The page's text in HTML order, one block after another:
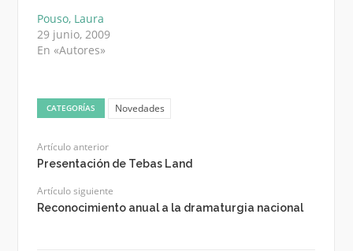
Pouso, Laura
29 junio, 2009
En «Autores»
CATEGORÍAS Novedades
Artículo anterior
Presentación de Tebas Land
Artículo siguiente
Reconocimiento anual a la dramaturgia nacional